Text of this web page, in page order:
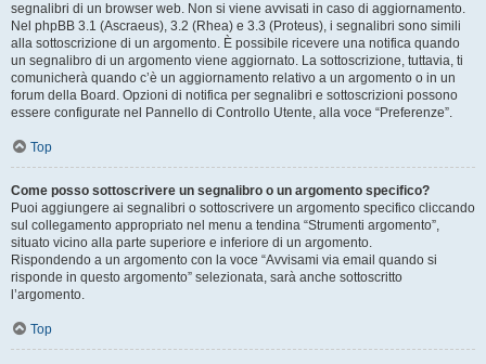
segnalibri di un browser web. Non si viene avvisati in caso di aggiornamento.
Nel phpBB 3.1 (Ascraeus), 3.2 (Rhea) e 3.3 (Proteus), i segnalibri sono simili
alla sottoscrizione di un argomento. È possibile ricevere una notifica quando
un segnalibro di un argomento viene aggiornato. La sottoscrizione, tuttavia, ti
comunicherà quando c’è un aggiornamento relativo a un argomento o in un
forum della Board. Opzioni di notifica per segnalibri e sottoscrizioni possono
essere configurate nel Pannello di Controllo Utente, alla voce “Preferenze”.
Top
Come posso sottoscrivere un segnalibro o un argomento specifico?
Puoi aggiungere ai segnalibri o sottoscrivere un argomento specifico cliccando
sul collegamento appropriato nel menu a tendina “Strumenti argomento”,
situato vicino alla parte superiore e inferiore di un argomento.
Rispondendo a un argomento con la voce “Avvisami via email quando si
risponde in questo argomento” selezionata, sarà anche sottoscritto
l’argomento.
Top